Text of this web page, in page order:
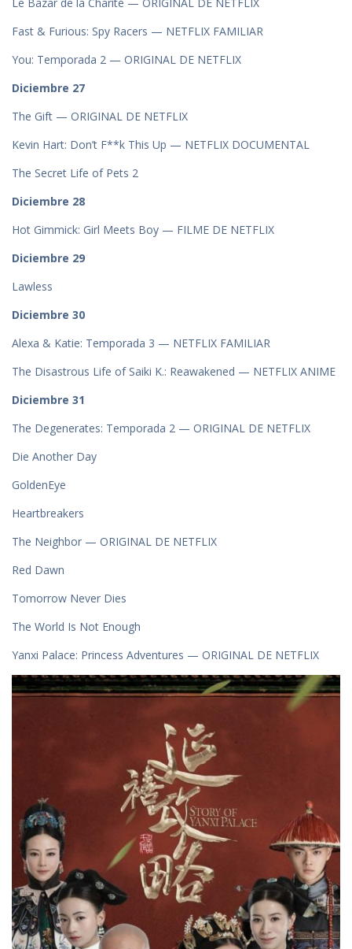
Fast & Furious: Spy Racers — NETFLIX FAMILIAR
You: Temporada 2 — ORIGINAL DE NETFLIX
Diciembre 27
The Gift — ORIGINAL DE NETFLIX
Kevin Hart: Don’t F**k This Up — NETFLIX DOCUMENTAL
The Secret Life of Pets 2
Diciembre 28
Hot Gimmick: Girl Meets Boy — FILME DE NETFLIX
Diciembre 29
Lawless
Diciembre 30
Alexa & Katie: Temporada 3 — NETFLIX FAMILIAR
The Disastrous Life of Saiki K.: Reawakened — NETFLIX ANIME
Diciembre 31
The Degenerates: Temporada 2 — ORIGINAL DE NETFLIX
Die Another Day
GoldenEye
Heartbreakers
The Neighbor — ORIGINAL DE NETFLIX
Red Dawn
Tomorrow Never Dies
The World Is Not Enough
Yanxi Palace: Princess Adventures — ORIGINAL DE NETFLIX